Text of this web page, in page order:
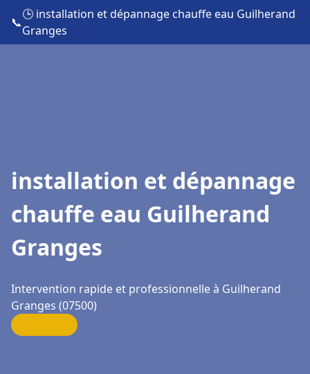
📞
🕒 installation et dépannage chauffe eau Guilherand
Granges
installation et dépannage
chauffe eau Guilherand
Granges
Intervention rapide et professionnelle à Guilherand
Granges (07500)